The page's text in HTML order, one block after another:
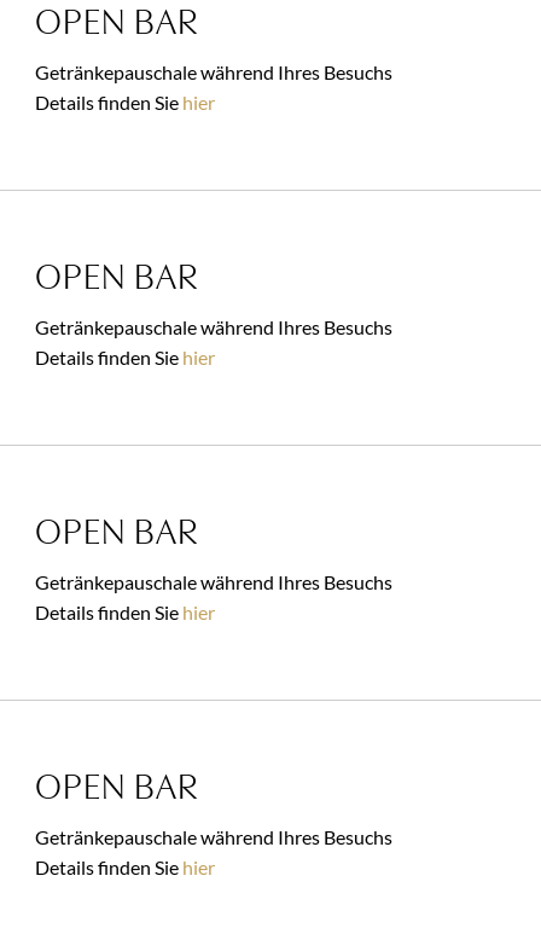
OPEN BAR
Getränkepauschale während Ihres Besuchs
Details finden Sie hier
OPEN BAR
Getränkepauschale während Ihres Besuchs
Details finden Sie hier
OPEN BAR
Getränkepauschale während Ihres Besuchs
Details finden Sie hier
OPEN BAR
Getränkepauschale während Ihres Besuchs
Details finden Sie hier